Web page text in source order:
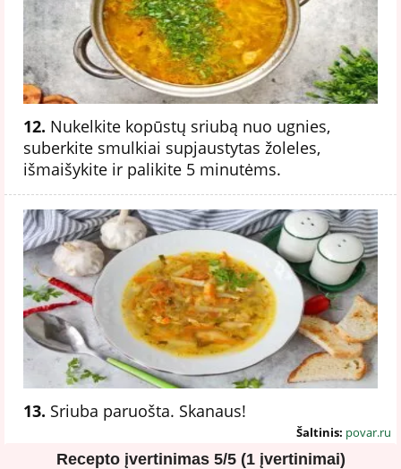
12. Nukelkite kopūstų sriubą nuo ugnies,
suberkite smulkiai supjaustytas žoleles,
išmaišykite ir palikite 5 minutėms.
13. Sriuba paruošta. Skanaus!
Šaltinis: povar.ru
Recepto įvertinimas 5/5 (1 įvertinimai)